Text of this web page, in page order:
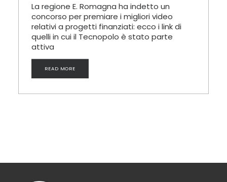
La regione E. Romagna ha indetto un
concorso per premiare i migliori video
relativi a progetti finanziati: ecco i link di
quelli in cui il Tecnopolo è stato parte
attiva
READ MORE